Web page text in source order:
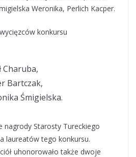
Weronika, Perlich Kacper.
konkursu
Charuba,
Bartczak,
Śmigielska.
nagrody Starosty Tureckiego
laureatów tego konkursu.
uhonorowało także dwoje